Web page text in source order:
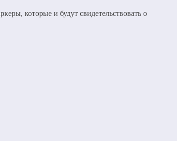
которые и будут свидетельствовать о